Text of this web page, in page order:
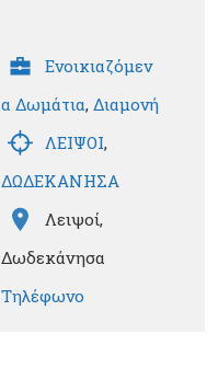
Ενοικιαζόμεν
α Δωμάτια, Διαμονή
ΛΕΙΨΟΙ,
ΔΩΔΕΚΑΝΗΣΑ
Λειψοί,
Δωδεκάνησα
Τηλέφωνο